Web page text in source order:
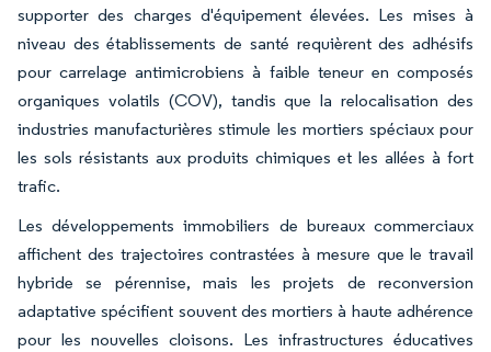
supporter des charges d'équipement élevées. Les mises à
niveau des établissements de santé requièrent des adhésifs
pour carrelage antimicrobiens à faible teneur en composés
organiques volatils (COV), tandis que la relocalisation des
industries manufacturières stimule les mortiers spéciaux pour
les sols résistants aux produits chimiques et les allées à fort
trafic.
Les développements immobiliers de bureaux commerciaux
affichent des trajectoires contrastées à mesure que le travail
hybride se pérennise, mais les projets de reconversion
adaptative spécifient souvent des mortiers à haute adhérence
pour les nouvelles cloisons. Les infrastructures éducatives